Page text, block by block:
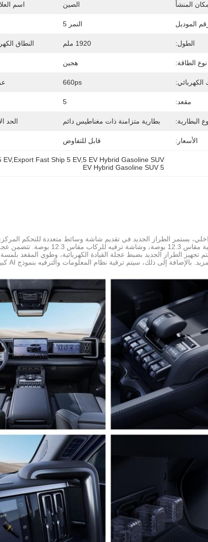
المنشأ الصين اسم
الموديل النمر 5
الطول: 1920 ملم النطاق
نوع الطاقة: هجين
الكهربائي: 660ps
مقعد: 5
البطارية: بطارية متزامنة ذات مغناطيس دائم الحد
الأسعار: قابل للتفاوض
EV,Export Fast Ship 5 EV,5 EV Hybrid Gasoline SUV
5 EV Hybrid Gasoline SUV
ومجموعة أدوات رقمية مقاس 12.3
تجهيز الطراز الجديد بضبط عجلة القيادة الكهربائية، وطوي المقعد